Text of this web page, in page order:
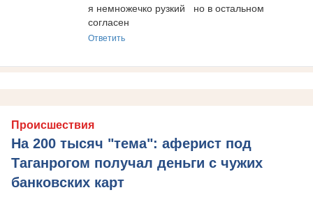
я немножечко рузкий   но в остальном
согласен
Ответить
Происшествия
На 200 тысяч "тема": аферист под
Таганрогом получал деньги с чужих
банковских карт